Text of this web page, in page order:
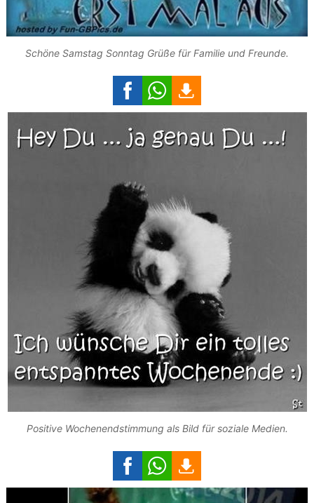
Schöne Samstag Sonntag Grüße für Familie und Freunde.
Positive Wochenendstimmung als Bild für soziale Medien.